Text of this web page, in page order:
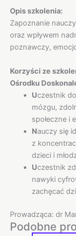
Opis szkolenia:
Zapoznanie
oraz wpływem
poznawczy,
Korzyści ze
Ośrodku
Uczestnik
mózgu,
społeczne i
Nauczy się
z
dzieci i
Uczestnik
nawyki
zachęcać
Prowadząca: dr
Podobne